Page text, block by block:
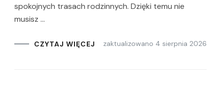
spokojnych trasach rodzinnych. Dzięki temu nie
musisz …
CZYTAJ WIĘCEJ zaktualizowano 4 sierpnia 2026